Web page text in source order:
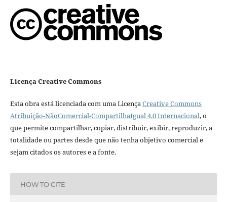
Licença Creative Commons
Esta obra está licenciada com uma LicençaCreative Commons
Atribuição-NãoComercial-CompartilhaIgual 4.0 Internacional, o
que permite compartilhar, copiar, distribuir, exibir, reproduzir, a
totalidade ou partes desde que não tenha objetivo comercial e
sejam citados os autores e a fonte.
HOW TO CITE